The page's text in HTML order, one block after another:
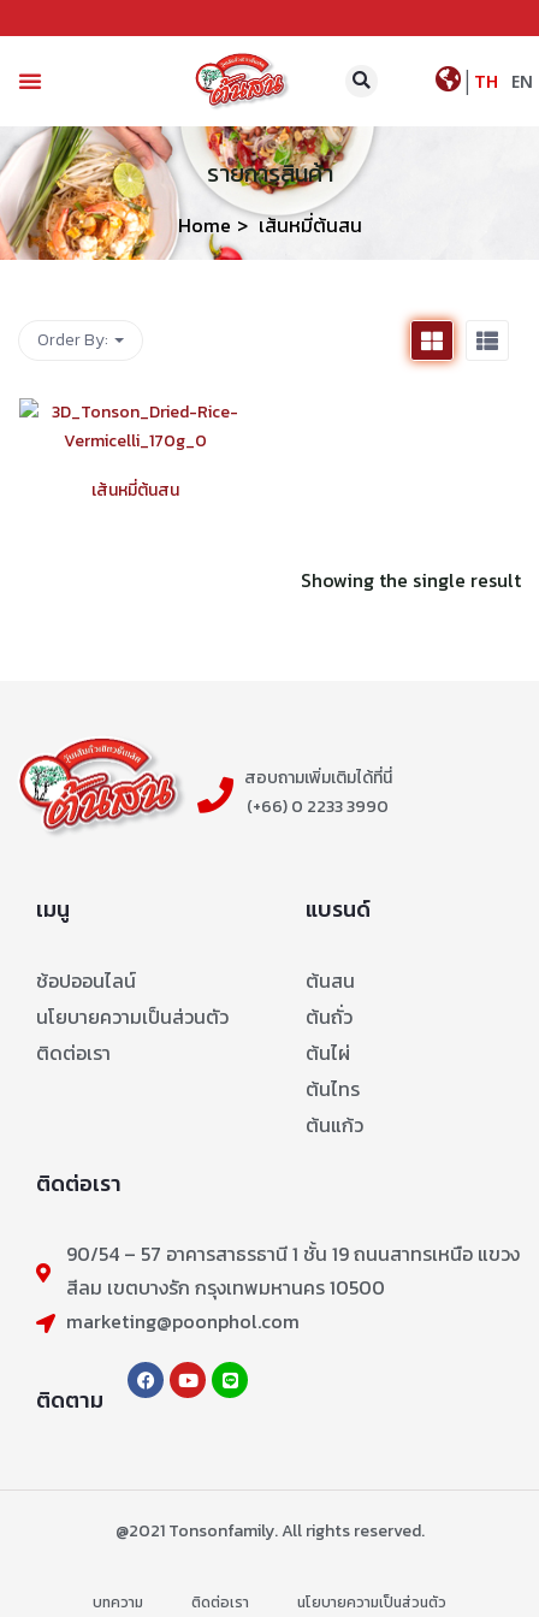
TH EN
|
รายการสินค้า
Home เส้นหมี่ต้นสน
Order By:
เส้นหมี่ต้นสน
Showing the single result
สอบถามเพิ่มเติมได้ที่นี่
(+66) 0 2233 3990
เมนู
ช้อปออนไลน์
นโยบายความเป็นส่วนตัว
ติดต่อเรา
แบรนด์
ต้นสน
ต้นถั่ว
ต้นไผ่
ต้นไทร
ต้นแก้ว
ติดต่อเรา
90/54 – 57 อาคารสาธรธานี 1 ชั้น 19 ถนนสาทรเหนือ แขวง
สีลม เขตบางรัก กรุงเทพมหานคร 10500
marketing@poonphol.com
ติดตาม
@2021 Tonsonfamily. All rights reserved.
บทความ ติดต่อเรา นโยบายความเป็นส่วนตัว